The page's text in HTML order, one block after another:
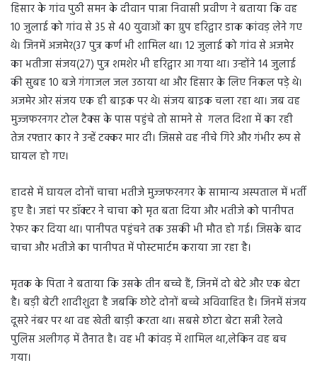
हिसार के गांव पुठी समन के दीवान पान्ना निवासी प्रवीण ने बताया कि वह
10 जुलाई को गांव से 35 से 40 युवाओं का ग्रुप हरिद्वार डाक कांवड़ लेने गए
थे। जिनमें अजमेर(37 पुत्र कर्ण भी शामिल था। 12 जुलाई को गांव से अजमेर
का भतीजा संजय(27) पुत्र शमशेर भी हरिद्वार आ गया था। उन्होंने 14 जुलाई
की सुबह 10 बजे गंगाजल जल उठाया था और हिसार के लिए निकल पड़े थे।
अजमेर ओर संजय एक ही बाइक पर थे। संजय बाइक चला रहा था। जब वह
मुज्जफरनगर टोल टैक्स के पास पहुंचे तो सामने से गलत दिशा में का रही
तेज रफ्तार कार ने उन्हें टक्कर मार दी। जिससे वह नीचे गिरे और गंभीर रूप से
घायल हो गए।
हादसे में घायल दोनों चाचा भतीजे मुज्जफरनगर के सामान्य अस्पताल में भर्ती
हुए है। जहां पर डॉक्टर ने चाचा को मृत बता दिया और भतीजे को पानीपत
रेफर कर दिया था। पानीपत पहुंचने तक उसकी भी मौत हो गई। जिसके बाद
चाचा और भतीजे का पानीपत में पोस्टमार्टम कराया जा रहा है।
मृतक के पिता ने बताया कि उसके तीन बच्चे हैं, जिनमें दो बेटे और एक बेटा
है। बड़ी बेटी शादीशुदा है जबकि छोटे दोनों बच्चे अविवाहित है। जिनमें संजय
दूसरे नंबर पर था वह खेती बाड़ी करता था। सबसे छोटा बेटा सन्नी रेलवे
पुलिस अलीगढ़ में तैनात है। वह भी कांवड़ में शामिल था,लेकिन वह बच
गया।